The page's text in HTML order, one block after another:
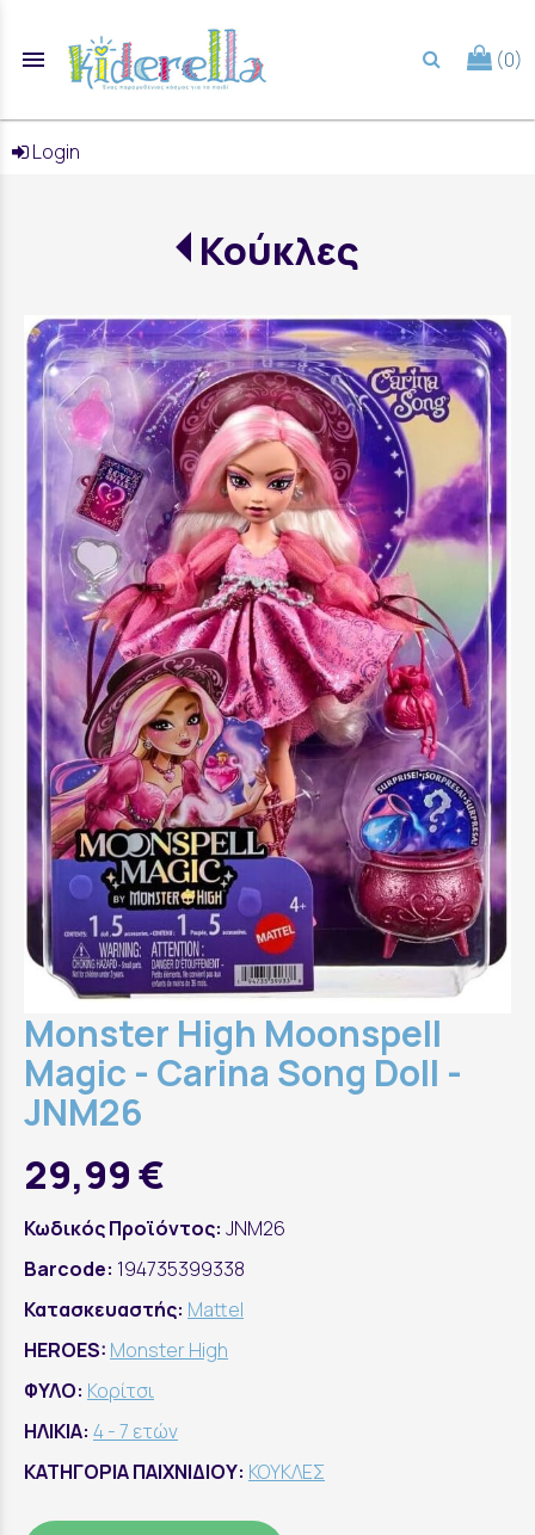
menu (0)
Login
Κούκλες
Monster High Moonspell
Magic - Carina Song Doll -
JNM26
29,99 €
Κωδικός Προϊόντος: JNM26
Barcode: 194735399338
Κατασκευαστής: Mattel
HEROES: Monster High
ΦΥΛΟ: Κορίτσι
ΗΛΙΚΙΑ: 4 - 7 ετών
ΚΑΤΗΓΟΡΙΑ ΠΑΙΧΝΙΔΙΟΥ: ΚΟΥΚΛΕΣ